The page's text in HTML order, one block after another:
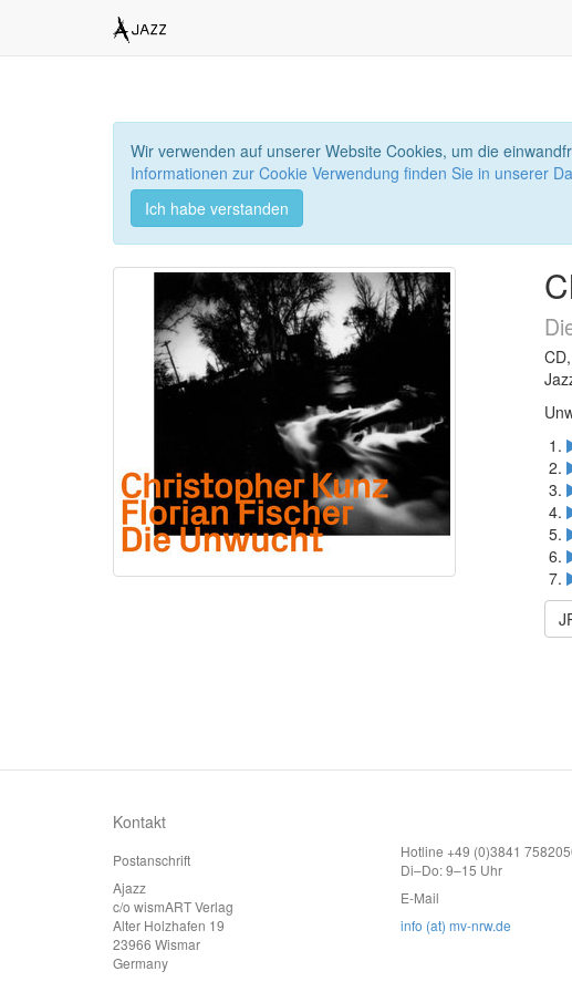
Wir verwenden auf unserer Website Cookies, um die
Informationen zur Cookie Verwendung finden Sie in unserer
Ich habe verstanden
Kontakt
Postanschrift
Ajazz
c/o wismART Verlag
Alter Holzhafen 19
23966 Wismar
Germany
Hotline +49 (0)3841
Di–Do: 9–15 Uhr
E-Mail
info (at) mv-nrw.de